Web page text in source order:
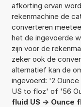
afkorting ervan
rekenmachine de
converteren
het de ingevoerde
zijn voor de
zeker ook de
alternatief kan de
ingevoerd: '2
US to floz' of '56
fluid US -> Ounce